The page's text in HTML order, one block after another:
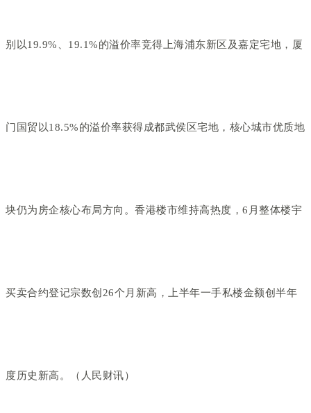
别以19.9%、19.1%的溢价率竞得上海浦东新区及嘉定宅地，厦
门国贸以18.5%的溢价率获得成都武侯区宅地，核心城市优质地
块仍为房企核心布局方向。香港楼市维持高热度，6月整体楼宇
买卖合约登记宗数创26个月新高，上半年一手私楼金额创半年
度历史新高。（人民财讯）